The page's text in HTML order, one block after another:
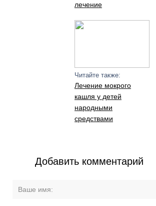
лечение
Читайте также:
Лечение мокрого
кашля у детей
народными
средствами
Добавить комментарий